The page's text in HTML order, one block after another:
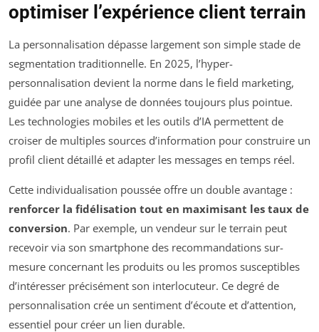
optimiser l’expérience client terrain
La personnalisation dépasse largement son simple stade de
segmentation traditionnelle. En 2025, l’hyper-
personnalisation devient la norme dans le field marketing,
guidée par une analyse de données toujours plus pointue.
Les technologies mobiles et les outils d’IA permettent de
croiser de multiples sources d’information pour construire un
profil client détaillé et adapter les messages en temps réel.
Cette individualisation poussée offre un double avantage :
renforcer la fidélisation tout en maximisant les taux de
conversion. Par exemple, un vendeur sur le terrain peut
recevoir via son smartphone des recommandations sur-
mesure concernant les produits ou les promos susceptibles
d’intéresser précisément son interlocuteur. Ce degré de
personnalisation crée un sentiment d’écoute et d’attention,
essentiel pour créer un lien durable.